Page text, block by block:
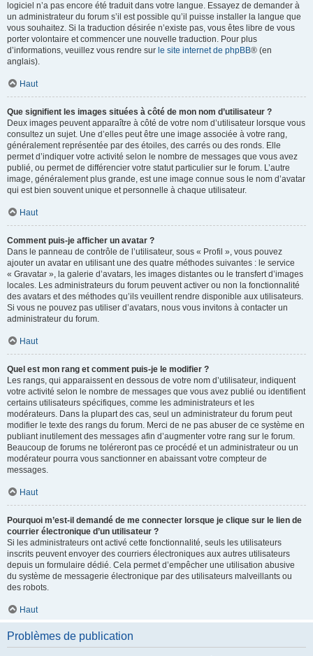
logiciel n’a pas encore été traduit dans votre langue. Essayez de demander à
un administrateur du forum s’il est possible qu’il puisse installer la langue que
vous souhaitez. Si la traduction désirée n’existe pas, vous êtes libre de vous
porter volontaire et commencer une nouvelle traduction. Pour plus
d’informations, veuillez vous rendre sur le site internet de phpBB® (en
anglais).
Haut
Que signifient les images situées à côté de mon nom d’utilisateur ?
Deux images peuvent apparaître à côté de votre nom d’utilisateur lorsque vous
consultez un sujet. Une d’elles peut être une image associée à votre rang,
généralement représentée par des étoiles, des carrés ou des ronds. Elle
permet d’indiquer votre activité selon le nombre de messages que vous avez
publié, ou permet de différencier votre statut particulier sur le forum. L’autre
image, généralement plus grande, est une image connue sous le nom d’avatar
qui est bien souvent unique et personnelle à chaque utilisateur.
Haut
Comment puis-je afficher un avatar ?
Dans le panneau de contrôle de l’utilisateur, sous « Profil », vous pouvez
ajouter un avatar en utilisant une des quatre méthodes suivantes : le service
« Gravatar », la galerie d’avatars, les images distantes ou le transfert d’images
locales. Les administrateurs du forum peuvent activer ou non la fonctionnalité
des avatars et des méthodes qu’ils veuillent rendre disponible aux utilisateurs.
Si vous ne pouvez pas utiliser d’avatars, nous vous invitons à contacter un
administrateur du forum.
Haut
Quel est mon rang et comment puis-je le modifier ?
Les rangs, qui apparaissent en dessous de votre nom d’utilisateur, indiquent
votre activité selon le nombre de messages que vous avez publié ou identifient
certains utilisateurs spécifiques, comme les administrateurs et les
modérateurs. Dans la plupart des cas, seul un administrateur du forum peut
modifier le texte des rangs du forum. Merci de ne pas abuser de ce système en
publiant inutilement des messages afin d’augmenter votre rang sur le forum.
Beaucoup de forums ne toléreront pas ce procédé et un administrateur ou un
modérateur pourra vous sanctionner en abaissant votre compteur de
messages.
Haut
Pourquoi m’est-il demandé de me connecter lorsque je clique sur le lien de
courrier électronique d’un utilisateur ?
Si les administrateurs ont activé cette fonctionnalité, seuls les utilisateurs
inscrits peuvent envoyer des courriers électroniques aux autres utilisateurs
depuis un formulaire dédié. Cela permet d’empêcher une utilisation abusive
du système de messagerie électronique par des utilisateurs malveillants ou
des robots.
Haut
Problèmes de publication